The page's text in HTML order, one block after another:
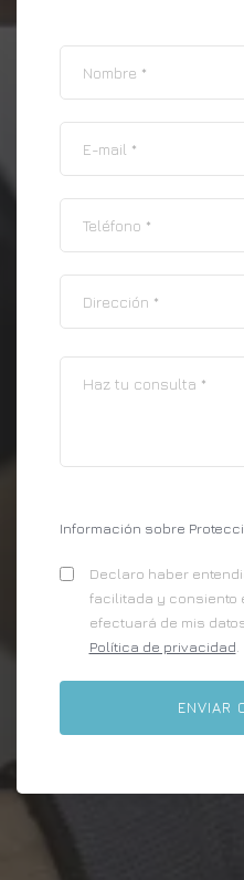
Información sobre
Declaro haber
facilitada y consiento
efectuará de mis
Política de privacidad